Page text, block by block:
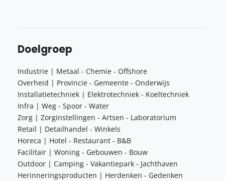
Doelgroep
Industrie | Metaal - Chemie - Offshore
Overheid | Provincie - Gemeente - Onderwijs
Installatietechniek | Elektrotechniek - Koeltechniek
Infra | Weg - Spoor - Water
Zorg | Zorginstellingen - Artsen - Laboratorium
Retail | Detailhandel - Winkels
Horeca | Hotel - Restaurant - B&B
Facilitair | Woning - Gebouwen - Bouw
Outdoor | Camping - Vakantiepark - Jachthaven
Herinneringsproducten | Herdenken - Gedenken